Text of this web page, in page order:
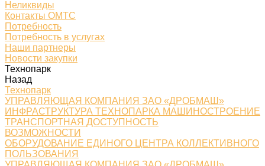
Неликвиды
Контакты ОМТС
Потребность
Потребность в услугах
Наши партнеры
Новости закупки
Технопарк
Назад
Технопарк
УПРАВЛЯЮЩАЯ КОМПАНИЯ ЗАО «ДРОБМАШ»
ИНФРАСТРУКТУРА ТЕХНОПАРКА МАШИНОСТРОЕНИЕ
ТРАНСПОРТНАЯ ДОСТУПНОСТЬ
ВОЗМОЖНОСТИ
ОБОРУДОВАНИЕ ЕДИНОГО ЦЕНТРА КОЛЛЕКТИВНОГО
ПОЛЬЗОВАНИЯ